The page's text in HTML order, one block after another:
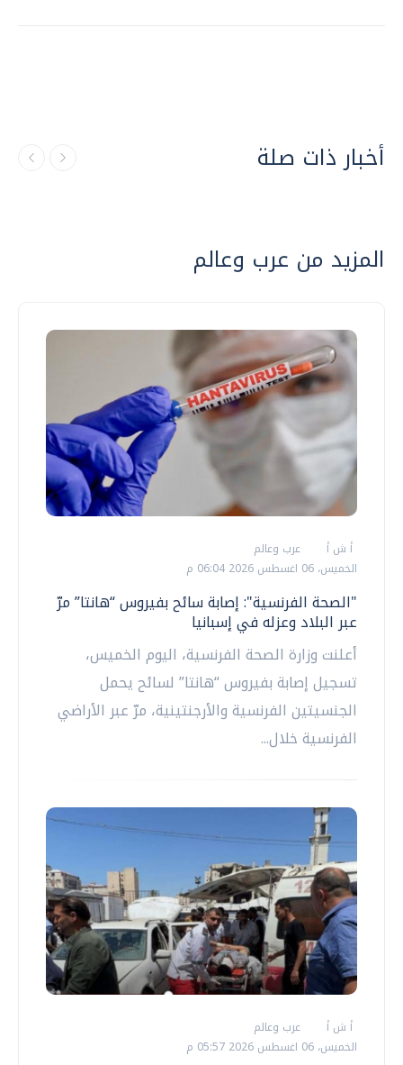
أخبار ذات صلة
المزيد من عرب وعالم
أ ش أ
عرب وعالم
الخميس، 06 اغسطس 2026 06:04 م
"الصحة الفرنسية": إصابة سائح بفيروس “هانتا” مرّ
عبر البلاد وعزله في إسبانيا
أعلنت وزارة الصحة الفرنسية، اليوم الخميس،
تسجيل إصابة بفيروس “هانتا” لسائح يحمل
الجنسيتين الفرنسية والأرجنتينية، مرّ عبر الأراضي
الفرنسية خلال...
أ ش أ
عرب وعالم
الخميس، 06 اغسطس 2026 05:57 م